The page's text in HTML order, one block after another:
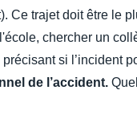
Ce trajet doit être le
chercher un
si l’incident
de l’accident.